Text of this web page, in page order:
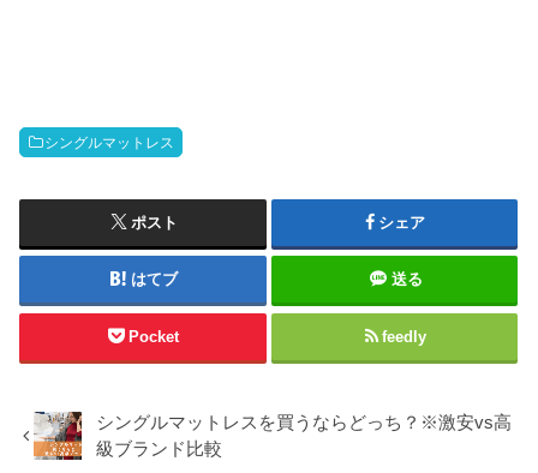
シングルマットレス
ポスト シェア
はてブ 送る
Pocket feedly
シングルマットレスを買うならどっち？※激安vs高
級ブランド比較